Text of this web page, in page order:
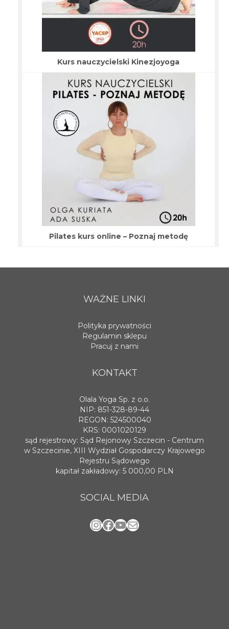
Kurs nauczycielski Kinezjoyoga
Pilates kurs online – Poznaj metodę
WAŻNE LINKI
Polityka prywatności
Regulamin sklepu
Pracuj z nami
KONTAKT
Olala Yoga Sp. z o.o.
NIP: 851-328-89-44
REGON: 524500040
KRS: 0001020129
sąd rejestrowy: Sąd Rejonowy Szczecin - Centrum
w Szczecinie, XIII Wydział Gospodarczy Krajowego
Rejestru Sądowego
kapitał zakładowy: 5 000,00 PLN
SOCIAL MEDIA
Instagram
Facebook
YouTube
Mail